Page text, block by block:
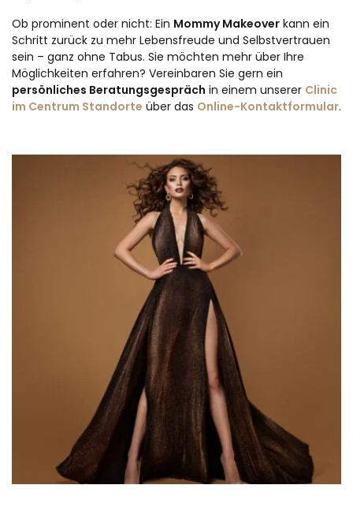
Ob prominent oder nicht: Ein Mommy Makeover kann ein
Schritt zurück zu mehr Lebensfreude und Selbstvertrauen
sein – ganz ohne Tabus. Sie möchten mehr über Ihre
Möglichkeiten erfahren? Vereinbaren Sie gern ein
persönliches Beratungsgespräch in einem unserer Clinic
im Centrum Standorte über das Online-Kontaktformular.